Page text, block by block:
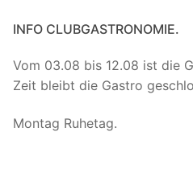
INFO CLUBGASTRONOMIE.
Vom 03.08 bis 12.08 ist die
Zeit bleibt die Gastro
Montag Ruhetag.